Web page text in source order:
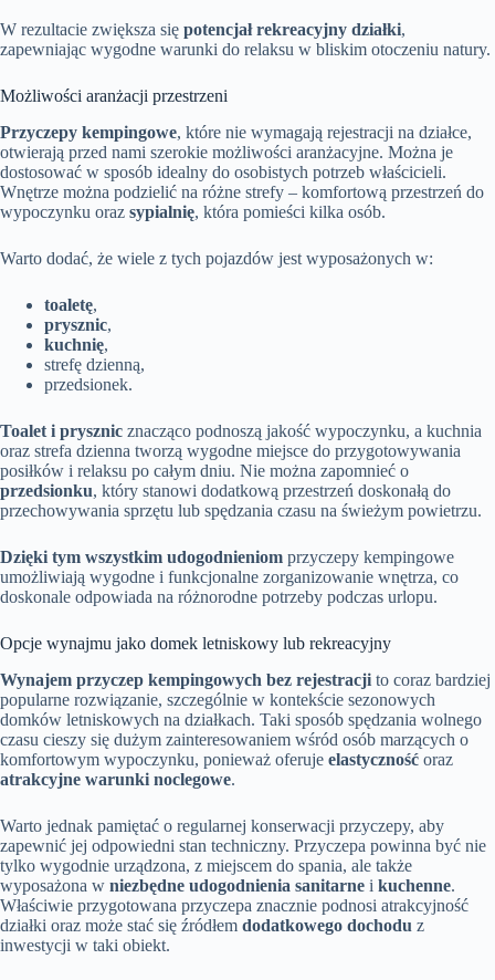
W rezultacie zwiększa się potencjał rekreacyjny działki,
zapewniając wygodne warunki do relaksu w bliskim otoczeniu natury.
Możliwości aranżacji przestrzeni
Przyczepy kempingowe, które nie wymagają rejestracji na działce,
otwierają przed nami szerokie możliwości aranżacyjne. Można je
dostosować w sposób idealny do osobistych potrzeb właścicieli.
Wnętrze można podzielić na różne strefy – komfortową przestrzeń do
wypoczynku oraz sypialnię, która pomieści kilka osób.
Warto dodać, że wiele z tych pojazdów jest wyposażonych w:
toaletę,
prysznic,
kuchnię,
strefę dzienną,
przedsionek.
Toalet i prysznic znacząco podnoszą jakość wypoczynku, a kuchnia
oraz strefa dzienna tworzą wygodne miejsce do przygotowywania
posiłków i relaksu po całym dniu. Nie można zapomnieć o
przedsionku, który stanowi dodatkową przestrzeń doskonałą do
przechowywania sprzętu lub spędzania czasu na świeżym powietrzu.
Dzięki tym wszystkim udogodnieniom przyczepy kempingowe
umożliwiają wygodne i funkcjonalne zorganizowanie wnętrza, co
doskonale odpowiada na różnorodne potrzeby podczas urlopu.
Opcje wynajmu jako domek letniskowy lub rekreacyjny
Wynajem przyczep kempingowych bez rejestracji to coraz bardziej
popularne rozwiązanie, szczególnie w kontekście sezonowych
domków letniskowych na działkach. Taki sposób spędzania wolnego
czasu cieszy się dużym zainteresowaniem wśród osób marzących o
komfortowym wypoczynku, ponieważ oferuje elastyczność oraz
atrakcyjne warunki noclegowe.
Warto jednak pamiętać o regularnej konserwacji przyczepy, aby
zapewnić jej odpowiedni stan techniczny. Przyczepa powinna być nie
tylko wygodnie urządzona, z miejscem do spania, ale także
wyposażona w niezbędne udogodnienia sanitarne i kuchenne.
Właściwie przygotowana przyczepa znacznie podnosi atrakcyjność
działki oraz może stać się źródłem dodatkowego dochodu z
inwestycji w taki obiekt.